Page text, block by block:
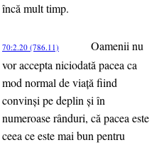
încă mult timp.
70:2.20 (786.11)
Oamenii nu
vor accepta niciodată pacea ca
mod normal de viaţă fiind
convinşi pe deplin şi în
numeroase rânduri, că pacea este
ceea ce este mai bun pentru